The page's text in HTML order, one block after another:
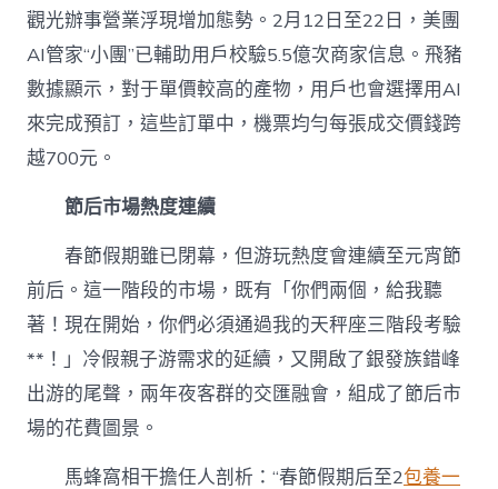
觀光辦事營業浮現增加態勢。2月12日至22日，美團
AI管家“小團”已輔助用戶校驗5.5億次商家信息。飛豬
數據顯示，對于單價較高的產物，用戶也會選擇用AI
來完成預訂，這些訂單中，機票均勻每張成交價錢跨
越700元。
節后市場熱度連續
春節假期雖已閉幕，但游玩熱度會連續至元宵節
前后。這一階段的市場，既有「你們兩個，給我聽
著！現在開始，你們必須通過我的天秤座三階段考驗
**！」冷假親子游需求的延續，又開啟了銀發族錯峰
出游的尾聲，兩年夜客群的交匯融會，組成了節后市
場的花費圖景。
馬蜂窩相干擔任人剖析：“春節假期后至2包養一